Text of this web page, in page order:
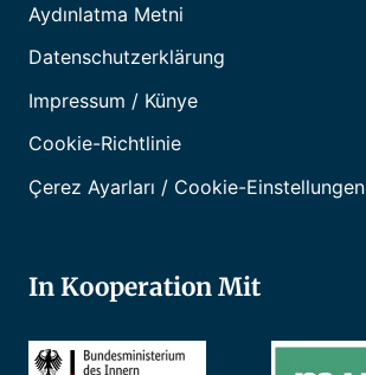
Aydınlatma Metni
Datenschutzerklärung
Impressum / Künye
Cookie-Richtlinie
Çerez Ayarları / Cookie-Einstellungen
In Kooperation Mit